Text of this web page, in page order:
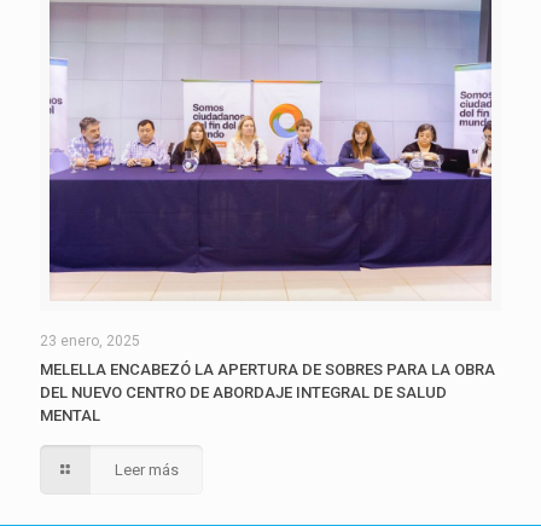
23 enero, 2025
MELELLA ENCABEZÓ LA APERTURA DE SOBRES PARA LA OBRA
DEL NUEVO CENTRO DE ABORDAJE INTEGRAL DE SALUD
MENTAL
Leer más